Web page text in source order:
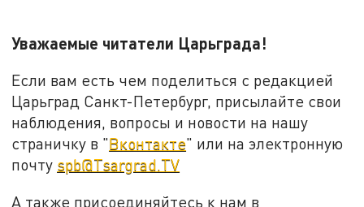
Уважаемые читатели Царьграда!
Если вам есть чем поделиться с редакцией
Царьград Санкт-Петербург, присылайте свои
наблюдения, вопросы и новости на нашу
страничку в "Вконтакте" или на электронную
почту spb@Tsargrad.TV
А также присоединяйтесь к нам в